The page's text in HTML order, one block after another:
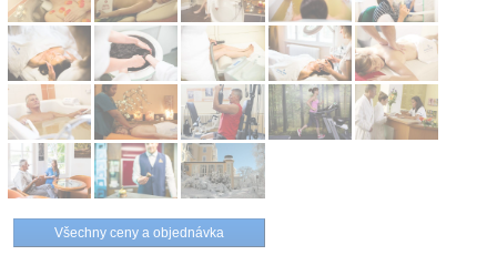
Všechny ceny a objednávka